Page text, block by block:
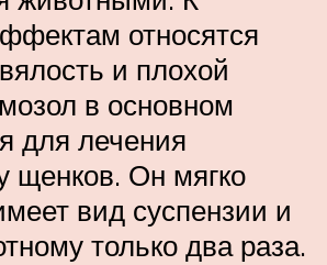
относятся
и плохой
в основном
для лечения
щенков. Он мягко
вид суспензии и
только два раза.